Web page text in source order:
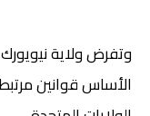
وتفرض ولاية
الأساس قوانين